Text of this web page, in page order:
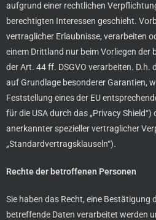
aufgrund einer rechtlichen
berechtigten Interessen geschieht.
vertraglicher Erlaubnisse, verarbeiten
einem Drittland nur beim Vorliegen der
der Art. 44 ff. DSGVO verarbeiten. D.h.
auf Grundlage besonderer Garantien,
Feststellung eines der EU
für die USA durch das „Privacy Shield“)
anerkannter spezieller vertraglicher
„Standardvertragsklauseln“).
Rechte der betroffenen Personen
Sie haben das Recht, eine Bestätigung
betreffende Daten verarbeitet werden